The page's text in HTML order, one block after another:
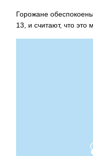
Горожане
13, и считают, что